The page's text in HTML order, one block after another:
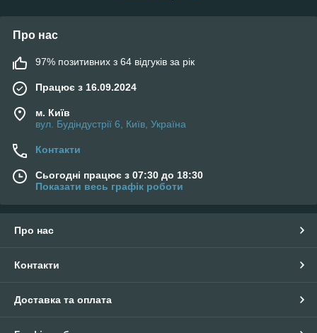
Про нас
97% позитивних з 64 відгуків за рік
Працює з 16.09.2024
м. Київ
вул. Будіндустрії 6, Київ, Україна
Контакти
Сьогодні працює з 07:30 до 18:30
Показати весь графік роботи
Про нас
Контакти
Доставка та оплата